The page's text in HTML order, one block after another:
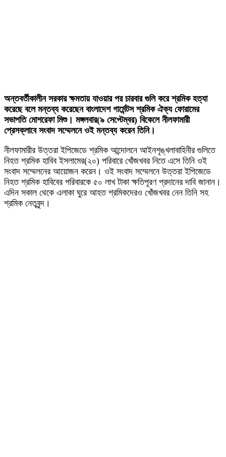
অন্তবর্তীকালীন সরকার ক্ষমতায় যাওয়ার পর চারবার গুলি করে শ্রমিক হত্যা
করেছে বলে মন্তব্য করেছেন বাংলাদেশ গার্মেন্টস শ্রমিক ঐক্য ফোরামের
সভাপতি মোশরেফা মিশু। মঙ্গলবার(৯ সেপ্টেম্বর) বিকেলে নীলফামারী
প্রেসক্লাবে সংবাদ সম্মেলনে ওই মন্তব্য করেন তিনি।
নীলফামারীর উত্তরা ইপিজেডে শ্রমিক আন্দোলনে আইনশৃঙ্খলাবাহিনীর গুলিতে
নিহত শ্রমিক হাবিব ইসলামের(২০) পরিবারে খোঁজখবর নিতে এসে তিনি ওই
সংবাদ সম্মেলনের আয়োজন করেন। ওই সংবাদ সম্মেলনে উত্তরা ইপিজেডে
নিহত শ্রমিক হাবিবের পরিবারকে ৫০ লাখ টাকা ক্ষতিপূরণ প্রদানের দাবি জানান।
এদিন সকাল থেকে এলাকা ঘুরে আহত শ্রমিকদেরও খোঁজখবর নেন তিনি সহ
শ্রমিক নেতৃবৃন্দ।